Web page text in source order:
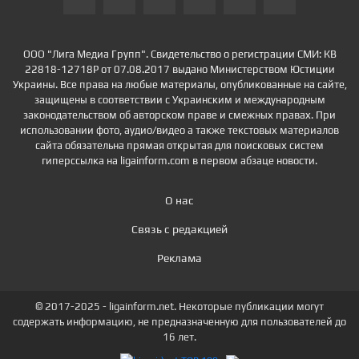
ООО "Лига Медиа Групп". Свидетельство о регистрации СМИ: КВ
22818-12718Р от 07.08.2017 выдано Министерством Юстиции
Украины. Все права на любые материалы, опубликованные на сайте,
защищены в соответствии с Украинским и международным
законодательством об авторском праве и смежных правах. При
использовании фото, аудио/видео а также текстовых материалов
сайта обязательна прямая открытая для поисковых систем
гиперссылка на ligainform.com в первом абзаце новости.
О нас
Связь с редакцией
Реклама
© 2017-2025 - ligainform.net. Некоторые публикации могут
содержать информацию, не предназначенную для пользователей до
16 лет.